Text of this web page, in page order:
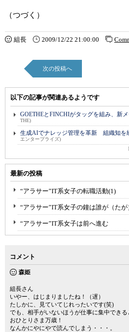
（つづく）
組長 2009/12/22 21:00:00
次の投稿へ
以下の記事が関連あるようです
GOETHEとFINCHIがタッグを組み、新
THE)
生成AIでナレッジ管理を革新 組織知を
エンタープライズ)
最新の投稿
“アラサー”IT系女子の転職活動(1)
“アラサー”IT系女子の鐘は誰が（た
“アラサー”IT系女子は前へ進む
コメント
森姫
組長さん
いやー、はじまりましたね！（遅）
たしかに、見ていてじれったいです(笑)
でも、相手がいないほうが仕事に集中できる
おひとりさま万歳！
なんかにやにやで読んでしまう・・・。